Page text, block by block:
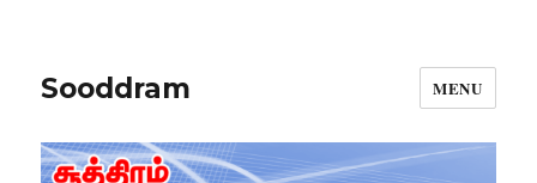
Sooddram MENU